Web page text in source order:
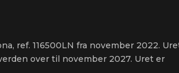
ref. 116500LN fra november 2022.
over til november 2027. Uret er